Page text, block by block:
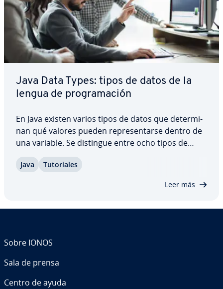
Java Data Types: tipos de datos de la
lengua de pro­gra­ma­ción
En Java existen varios tipos de datos que de­te­r­mi­
nan qué valores pueden re­pre­se­n­tar­se dentro de
una variable. Se distingue entre ocho tipos de
se en cuatro grupos, y muchos otros tipos de
Java Tu­to­ria­les
Leer más
Sobre IONOS
Sala de prensa
Centro de ayuda